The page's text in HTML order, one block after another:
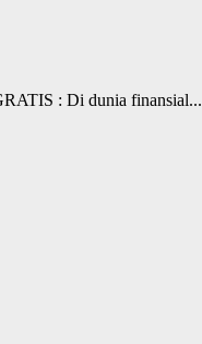
: Di dunia finansial...